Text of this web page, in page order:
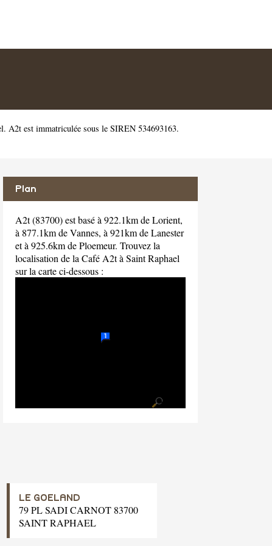
A2t est immatriculée sous le SIREN 534693163.
Plan
A2t (83700) est basé à 922.1km de Lorient,
à 877.1km de Vannes, à 921km de Lanester
et à 925.6km de Ploemeur. Trouvez la
localisation de la Café A2t à Saint Raphael
sur la carte ci-dessous :
LE GOELAND
79 PL SADI CARNOT 83700
SAINT RAPHAEL